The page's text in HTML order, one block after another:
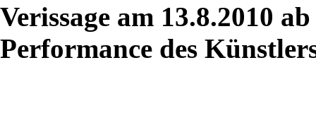
Verissage am 13.8.2010
Performance des